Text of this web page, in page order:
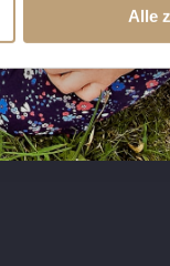
Alle